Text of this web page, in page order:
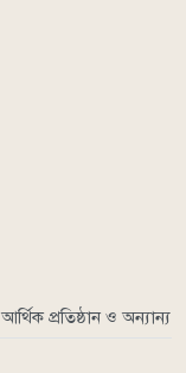
আর্থিক প্রতিষ্ঠান ও অন্যান্য